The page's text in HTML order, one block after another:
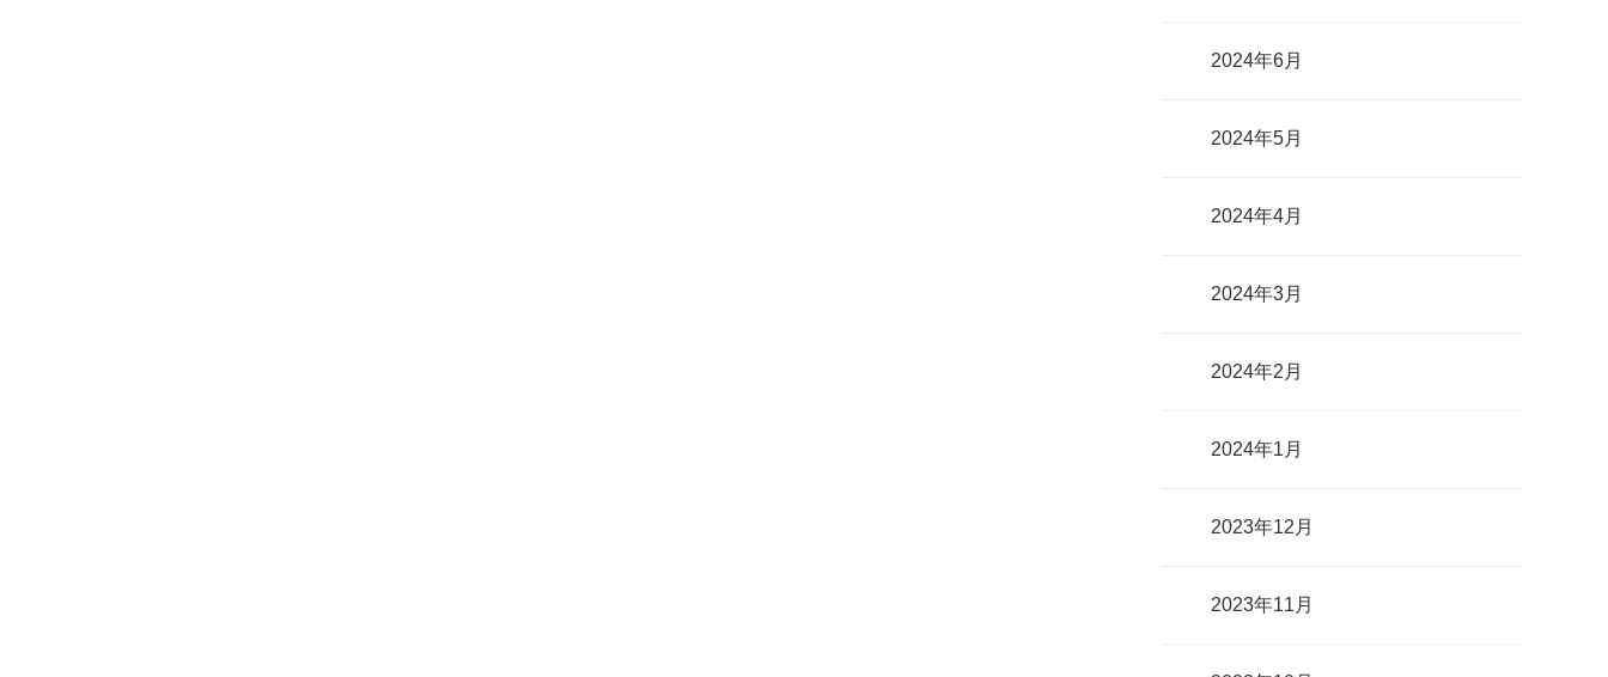
2024年6月
2024年5月
2024年4月
2024年3月
2024年2月
2024年1月
2023年12月
2023年11月